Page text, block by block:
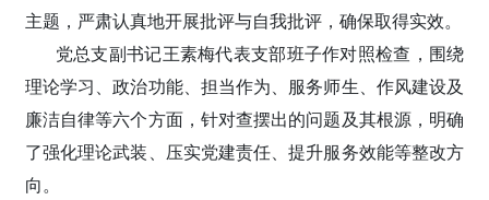
主题，严肃认真地开展批评与自我批评，确保取得实效。
党总支副书记王素梅代表支部班子作对照检查，围绕
理论学习、政治功能、担当作为、服务师生、作风建设及
廉洁自律等六个方面，针对查摆出的问题及其根源，明确
了强化理论武装、压实党建责任、提升服务效能等整改方
向。